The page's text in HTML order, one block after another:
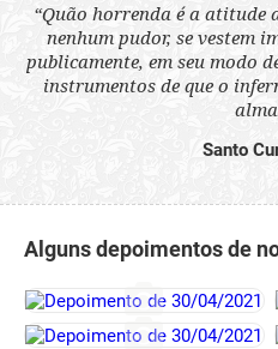
“Quão horrenda é a atitude
nenhum pudor, se vestem
publicamente, em seu modo
instrumentos de que o
Santo
Alguns depoimentos de